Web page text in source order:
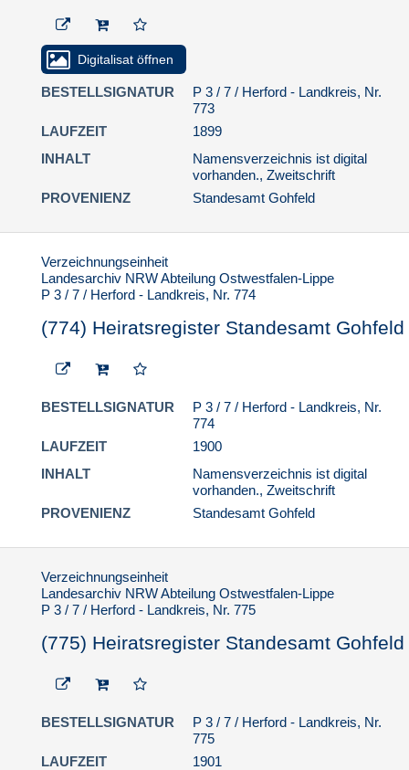
Digitalisat öffnen
BESTELLSIGNATUR
P 3 / 7 / Herford - Landkreis, Nr.
773
LAUFZEIT
1899
INHALT
Namensverzeichnis ist digital
vorhanden., Zweitschrift
PROVENIENZ
Standesamt Gohfeld
Verzeichnungseinheit
Landesarchiv NRW Abteilung Ostwestfalen-Lippe
P 3 / 7 / Herford - Landkreis, Nr. 774
(774) Heiratsregister Standesamt Gohfeld
BESTELLSIGNATUR
P 3 / 7 / Herford - Landkreis, Nr.
774
LAUFZEIT
1900
INHALT
Namensverzeichnis ist digital
vorhanden., Zweitschrift
PROVENIENZ
Standesamt Gohfeld
Verzeichnungseinheit
Landesarchiv NRW Abteilung Ostwestfalen-Lippe
P 3 / 7 / Herford - Landkreis, Nr. 775
(775) Heiratsregister Standesamt Gohfeld
BESTELLSIGNATUR
P 3 / 7 / Herford - Landkreis, Nr.
775
LAUFZEIT
1901